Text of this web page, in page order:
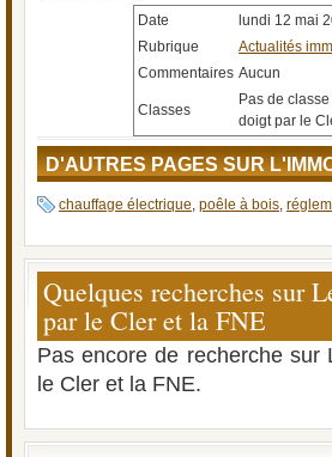
Date
lundi 12 mai
Rubrique
Actualités
Commentaires Aucun
Classes
Pas de
doigt par le
D'AUTRES PAGES SUR
chauffage électrique, poêle à bois,
Quelques recherches sur
par le Cler et la FNE
Pas encore de recherche sur
le Cler et la FNE.